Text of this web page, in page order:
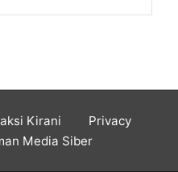
Kirani
Privacy
Media Siber